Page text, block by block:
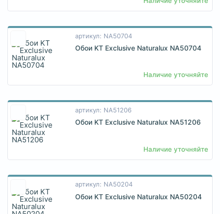
артикул: NA50704
Обои KT Exclusive Naturalux NA50704
Наличие уточняйте
артикул: NA51206
Обои KT Exclusive Naturalux NA51206
Наличие уточняйте
артикул: NA50204
Обои KT Exclusive Naturalux NA50204